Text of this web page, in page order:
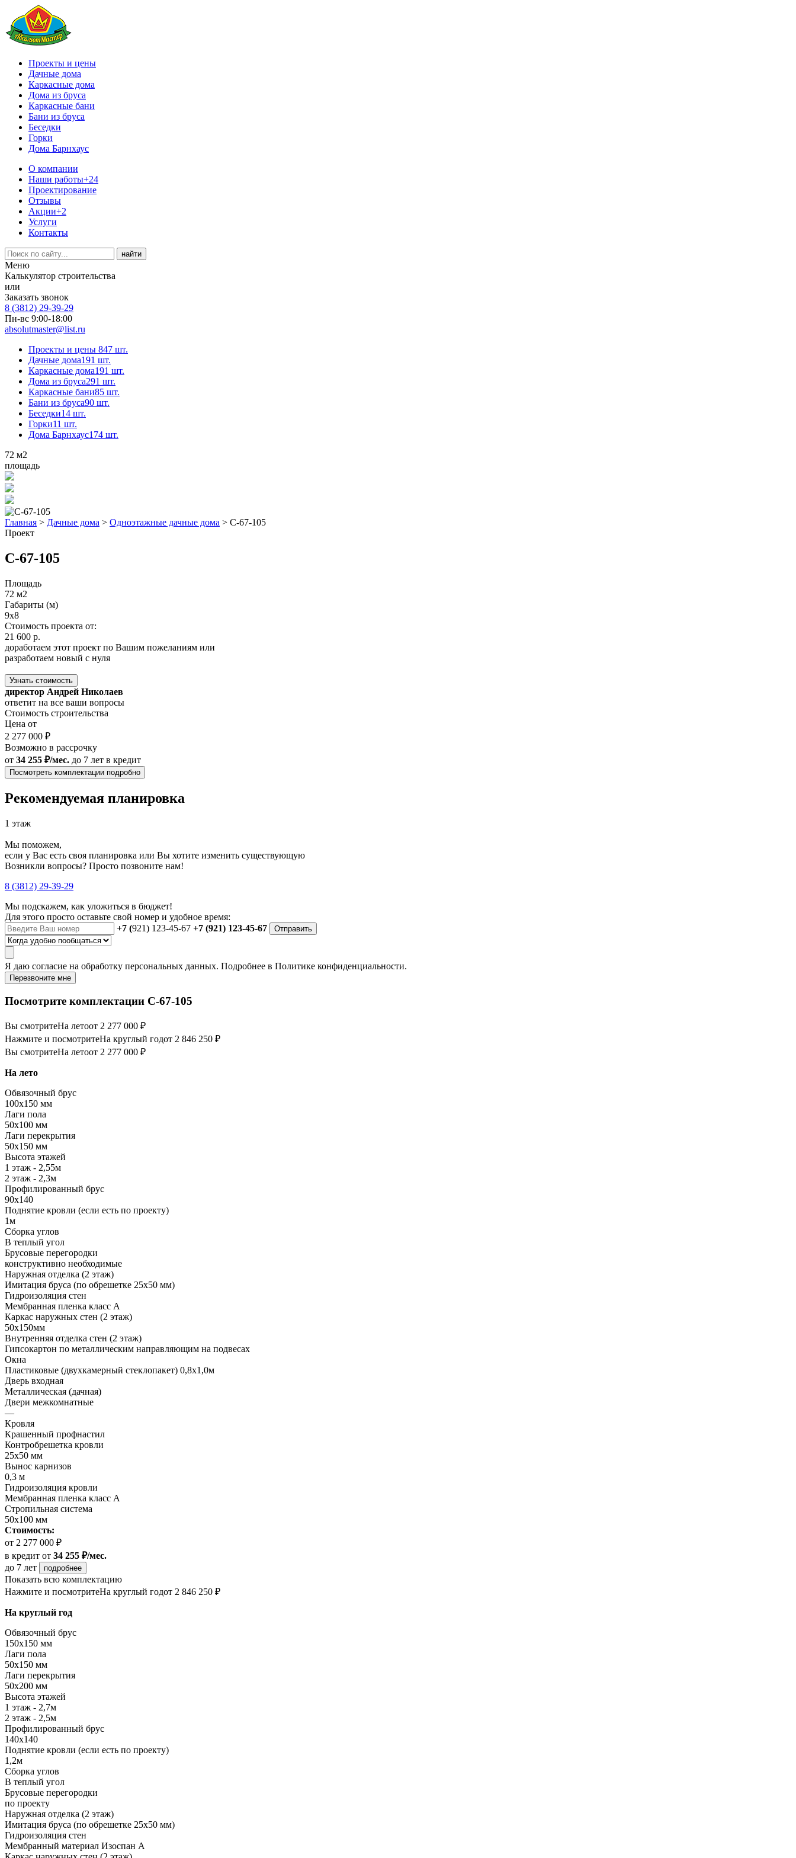
Проекты и цены
Дачные дома
Каркасные дома
Дома из бруса
Каркасные бани
Бани из бруса
Беседки
Горки
Дома Барнхаус
О компании
Наши работы+24
Проектирование
Отзывы
Акции+2
Услуги
Контакты
Меню
Калькулятор строительства
или
Заказать звонок
8 (3812) 29-39-29
Пн-вс 9:00-18:00
absolutmaster@list.ru
Проекты и цены 847 шт.
Дачные дома191 шт.
Каркасные дома191 шт.
Дома из бруса291 шт.
Каркасные бани85 шт.
Бани из бруса90 шт.
Беседки14 шт.
Горки11 шт.
Дома Барнхаус174 шт.
72 м2
площадь
Главная > Дачные дома > Одноэтажные дачные дома > С-67-105
Проект
С-67-105
Площадь
72 м2
Габариты (м)
9x8
Стоимость проекта от:
21 600 р.
доработаем этот проект по Вашим пожеланиям или
разработаем новый с нуля
Узнать стоимость
директор Андрей Николаев
ответит на все ваши вопросы
Стоимость строительства
Цена от
2 277 000 ₽
Возможно в рассрочку
от 34 255 ₽/мес. до 7 лет в кредит
Посмотреть комплектации подробно
Рекомендуемая планировка
1 этаж
Мы поможем,
если у Вас есть своя планировка или Вы хотите изменить существующую
Возникли вопросы? Просто позвоните нам!
8 (3812) 29-39-29
Мы подскажем, как уложиться в бюджет!
Для этого просто оставьте свой номер и удобное время:
+7 (921) 123-45-67 +7 (921) 123-45-67 Отправить
Я даю согласие на обработку персональных данных. Подробнее в Политике конфиденциальности.
Перезвоните мне
Посмотрите комплектации С-67-105
Вы смотритеНа летоот 2 277 000 ₽
Нажмите и посмотритеНа круглый годот 2 846 250 ₽
Вы смотритеНа летоот 2 277 000 ₽
На лето
Обвязочный брус
100х150 мм
Лаги пола
50х100 мм
Лаги перекрытия
50х150 мм
Высота этажей
1 этаж - 2,55м
2 этаж - 2,3м
Профилированный брус
90х140
Поднятие кровли (если есть по проекту)
1м
Сборка углов
В теплый угол
Брусовые перегородки
конструктивно необходимые
Наружная отделка (2 этаж)
Имитация бруса (по обрешетке 25х50 мм)
Гидроизоляция стен
Мембранная пленка класс А
Каркас наружных стен (2 этаж)
50х150мм
Внутренняя отделка стен (2 этаж)
Гипсокартон по металлическим направляющим на подвесах
Окна
Пластиковые (двухкамерный стеклопакет) 0,8х1,0м
Дверь входная
Металлическая (дачная)
Двери межкомнатные
—
Кровля
Крашенный профнастил
Контробрешетка кровли
25х50 мм
Вынос карнизов
0,3 м
Гидроизоляция кровли
Мембранная пленка класс А
Стропильная система
50х100 мм
Стоимость:
от 2 277 000 ₽
в кредит от 34 255 ₽/мес.
до 7 лет
подробнее
Показать всю комплектацию
Нажмите и посмотритеНа круглый годот 2 846 250 ₽
На круглый год
Обвязочный брус
150х150 мм
Лаги пола
50х150 мм
Лаги перекрытия
50х200 мм
Высота этажей
1 этаж - 2,7м
2 этаж - 2,5м
Профилированный брус
140х140
Поднятие кровли (если есть по проекту)
1,2м
Сборка углов
В теплый угол
Брусовые перегородки
по проекту
Наружная отделка (2 этаж)
Имитация бруса (по обрешетке 25х50 мм)
Гидроизоляция стен
Мембранный материал Изоспан А